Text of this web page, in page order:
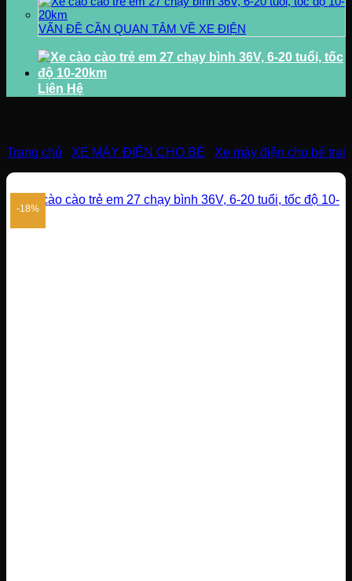
VẤN ĐỀ CẦN QUAN TÂM VỀ XE ĐIỆN
Liên Hệ
Trang chủ XE MÁY ĐIỆN CHO BÉ Xe máy điện cho bé trai
-18%